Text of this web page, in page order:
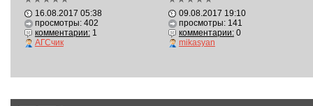
16.08.2017 05:38
просмотры: 402
комментарии:1
АГСчик
09.08.2017 19:10
просмотры: 141
комментарии:0
mikasyan